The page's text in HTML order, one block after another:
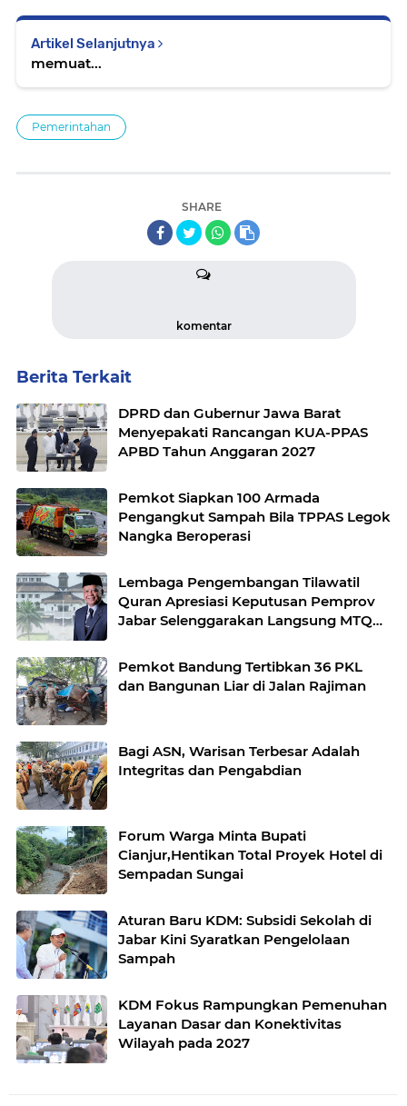
Artikel Selanjutnya
memuat...
Pemerintahan
SHARE
komentar
Berita Terkait
DPRD dan Gubernur Jawa Barat
Menyepakati Rancangan KUA-PPAS
APBD Tahun Anggaran 2027
Pemkot Siapkan 100 Armada
Pengangkut Sampah Bila TPPAS Legok
Nangka Beroperasi
Lembaga Pengembangan Tilawatil
Quran Apresiasi Keputusan Pemprov
Jabar Selenggarakan Langsung MTQ
Pemkot Bandung Tertibkan 36 PKL
dan Bangunan Liar di Jalan Rajiman
Bagi ASN, Warisan Terbesar Adalah
Integritas dan Pengabdian
Forum Warga Minta Bupati
Cianjur,Hentikan Total Proyek Hotel di
Sempadan Sungai
Aturan Baru KDM: Subsidi Sekolah di
Jabar Kini Syaratkan Pengelolaan
Sampah
KDM Fokus Rampungkan Pemenuhan
Layanan Dasar dan Konektivitas
Wilayah pada 2027